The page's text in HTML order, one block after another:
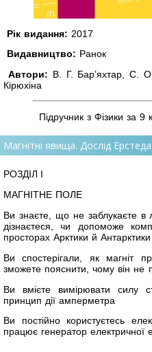
Рік видання: 2017
Видавництво: Ранок
Автори: В. Г. Бар’яхтар, С.
Кірюхіна
Підручник з Фізики за
Магнітні явища. Дослід
РОЗДІЛ I
МАГНІТНЕ ПОЛЕ
Ви знаєте, що не заблукаєте в
дізнаєтеся, чи допоможе
просторах Арктики й Антарктики
Ви спостерігали, як магніт
зможете пояснити, чому він не
Ви вмієте вимірювати силу
принцип дії амперметра
Ви постійно користуєтесь
працює генератор електричної